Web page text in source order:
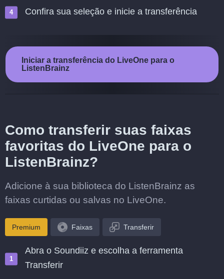
Confira sua seleção e inicie a transferência
Iniciar a transferência do LiveOne para o
ListenBrainz
Como transferir suas faixas
favoritas do LiveOne para o
ListenBrainz?
Adicione à sua biblioteca do ListenBrainz as
faixas curtidas ou salvas no LiveOne.
Premium Faixas Transferir
Abra o Soundiiz e escolha a ferramenta
Transferir